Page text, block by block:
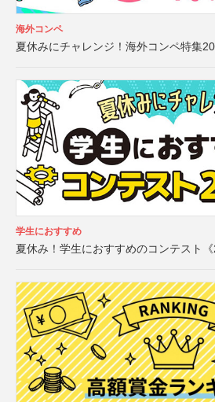
海外コンペ
夏休みにチャレンジ！海外コンペ特集
学生におすすめ
夏休み！学生におすすめのコンテスト《